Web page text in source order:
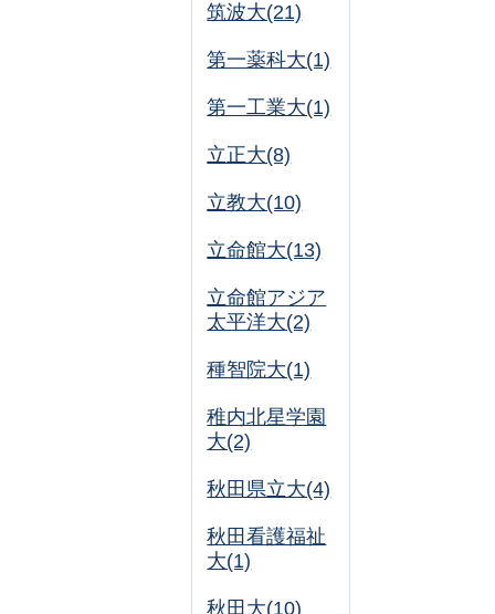
筑波大(21)
第一薬科大(1)
第一工業大(1)
立正大(8)
立教大(10)
立命館大(13)
立命館アジア
太平洋大(2)
種智院大(1)
稚内北星学園
大(2)
秋田県立大(4)
秋田看護福祉
大(1)
秋田大(10)